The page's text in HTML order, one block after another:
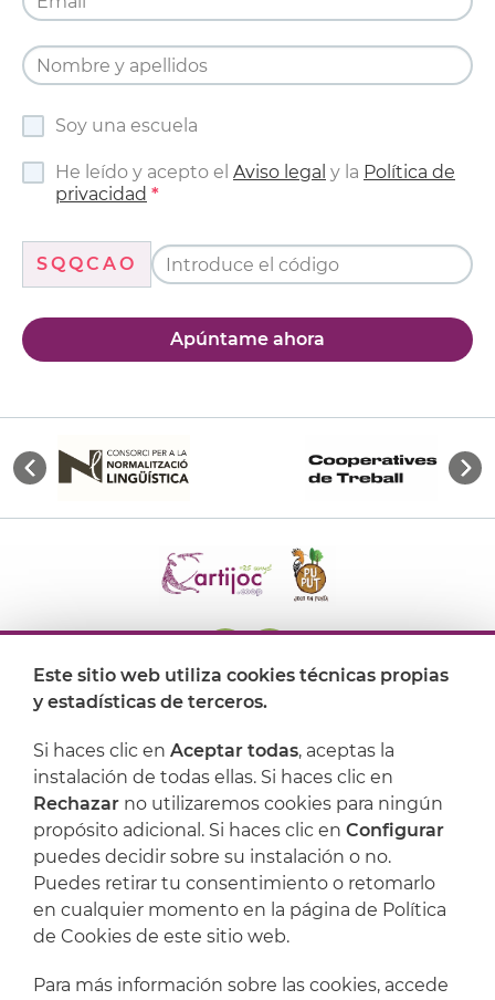
Soy una escuela
He leído y acepto el Aviso legal y la Política de
privacidad
SQQCAO
Apúntame ahora
Dónde encontrarnos
Artijoc
Soporte
Este sitio web utiliza cookies técnicas propias
y estadísticas de terceros.
Si haces clic en Aceptar todas, aceptas la
instalación de todas ellas. Si haces clic en
Rechazar no utilizaremos cookies para ningún
propósito adicional. Si haces clic en Configurar
puedes decidir sobre su instalación o no.
Puedes retirar tu consentimiento o retomarlo
en cualquier momento en la página de Política
de Cookies de este sitio web.
Para más información sobre las cookies, accede